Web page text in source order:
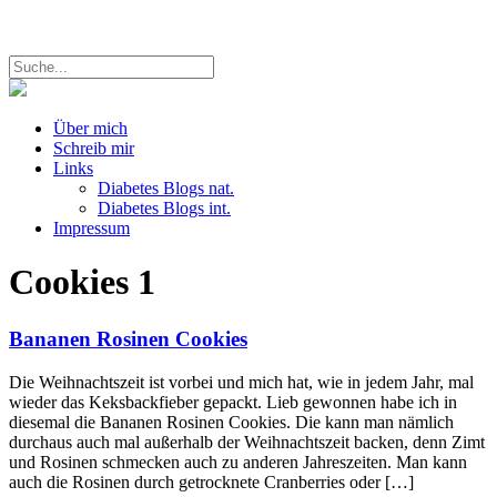
Über mich
Schreib mir
Links
Diabetes Blogs nat.
Diabetes Blogs int.
Impressum
Cookies 1
Bananen Rosinen Cookies
Die Weihnachtszeit ist vorbei und mich hat, wie in jedem Jahr, mal
wieder das Keksbackfieber gepackt. Lieb gewonnen habe ich in
diesemal die Bananen Rosinen Cookies. Die kann man nämlich
durchaus auch mal außerhalb der Weihnachtszeit backen, denn Zimt
und Rosinen schmecken auch zu anderen Jahreszeiten. Man kann
auch die Rosinen durch getrocknete Cranberries oder […]